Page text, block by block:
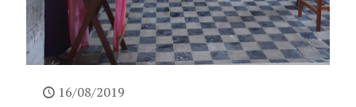
16/08/2019